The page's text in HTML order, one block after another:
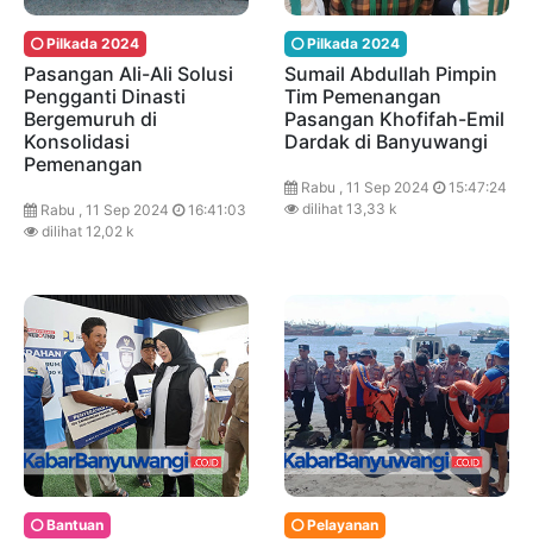
Pilkada 2024
Pasangan Ali-Ali Solusi
Pengganti Dinasti
Bergemuruh di
Konsolidasi
Pemenangan
Rabu , 11 Sep 2024
16:41:03
dilihat 12,02 k
Pilkada 2024
Sumail Abdullah Pimpin
Tim Pemenangan
Pasangan Khofifah-Emil
Dardak di Banyuwangi
Rabu , 11 Sep 2024
15:47:24
dilihat 13,33 k
Bantuan Pelayanan